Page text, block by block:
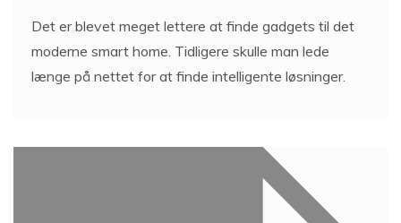
Det er blevet meget lettere at finde gadgets til det
moderne smart home. Tidligere skulle man lede
længe på nettet for at finde intelligente løsninger.